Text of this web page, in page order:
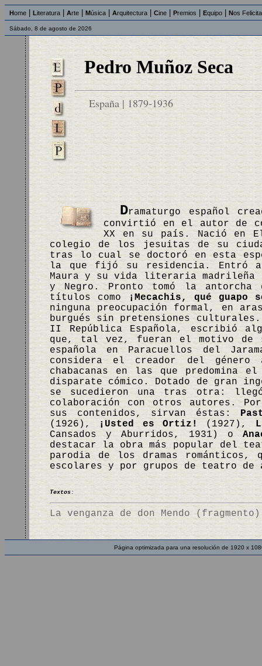
Home Literatura Arte Música Arquitectura Cine Premios Equipo Nos
Sábado, 8 de agosto de 2026
Pedro Muñoz Seca
España | 1879-1936
Dramaturgo español
convirtió en el autor de
XX en su país. Nació en
colegio de los jesuitas de su
tras lo cual se doctoró en esta
la que fijó su residencia. Entró a
Maura y su vida literaria
y Negro. Pronto tomó la
títulos como
¡Mecachis, qué guapo
ninguna preocupación formal, en
burgués sin pretensiones
II República Española, escribió
que, tal vez, fueran el motivo de
española en Paracuellos del
considera el creador del género
chabacanas en las que predomina
disparate cómico. Dotado de gran
se sucedieron una tras otra:
colaboración con otros autores.
sus contenidos, sirvan éstas:
(1926),
¡Usted es Ortiz! (1927),
Cansados y Aburridos, 1931) o
destacar la obra más popular del
parodia de los dramas románticos,
escolares y por grupos de teatro
Textos:
La venganza de don Mendo (fragmento)
Página optimizada para una resolución de 1920 x